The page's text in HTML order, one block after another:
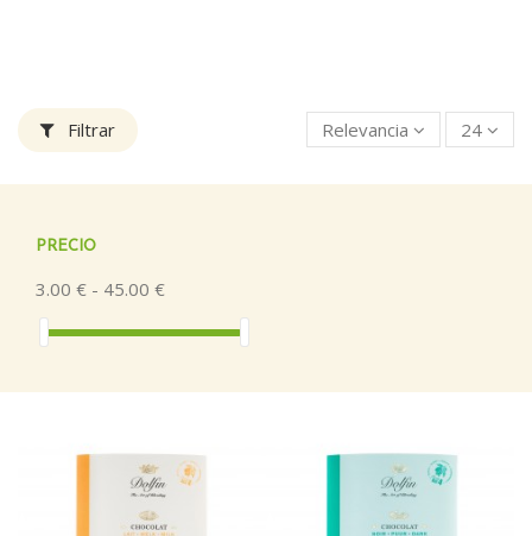
Filtrar Relevancia 24
PRECIO
3.00 € - 45.00 €